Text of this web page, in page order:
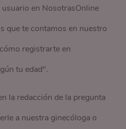
en NosotrasOnline
que te contamos en nuestro
registrarte en
tu edad".
la redacción de la pregunta
a nuestra ginecóloga o